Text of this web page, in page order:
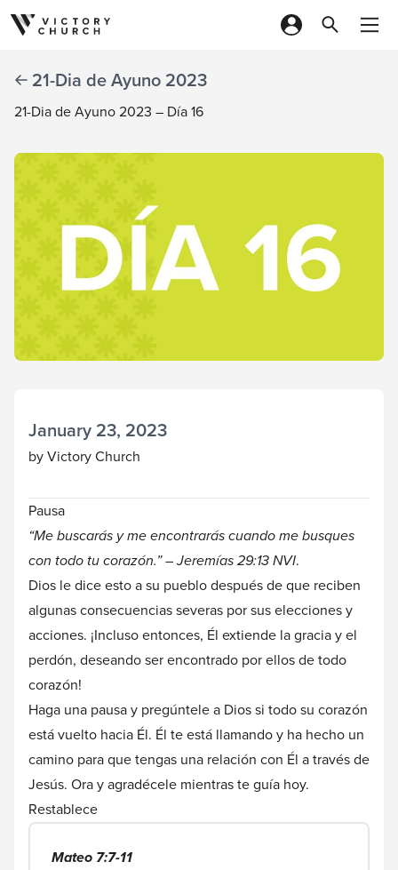
Skip to content
21-Dia de Ayuno 2023
21-Dia de Ayuno 2023 – Día 16
January 23, 2023
by Victory Church
Pausa
“Me buscarás y me encontrarás cuando me busques
con todo tu corazón.” – Jeremías 29:13NVI.
Dios le dice esto a su pueblo después de que reciben
algunas consecuencias severas por sus elecciones y
acciones. ¡Incluso entonces, Él extiende la gracia y el
perdón, deseando ser encontrado por ellos de todo
corazón!
Haga una pausa y pregúntele a Dios si todo su corazón
está vuelto hacia Él. Él te está llamando y ha hecho un
camino para que tengas una relación con Él a través de
Jesús. Ora y agradécele mientras te guía hoy.
Restablece
Mateo 7:7-11